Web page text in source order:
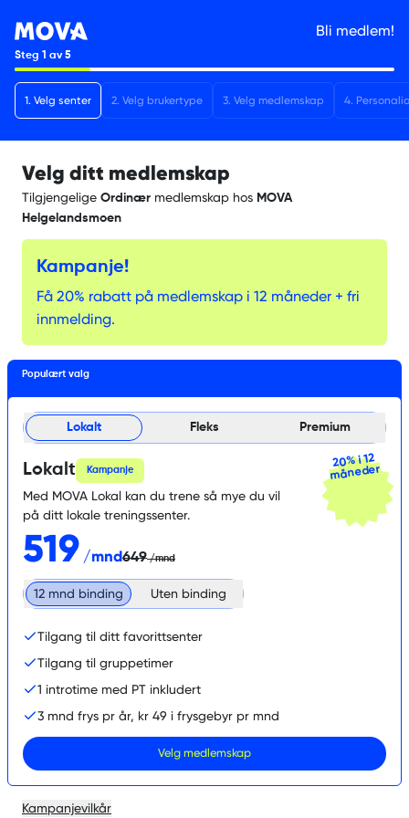
Bli medlem!
Steg 1 av5
1. Velg senter 2. Velg brukertype 3. Velg medlemskap 4.
Velg ditt medlemskap
Tilgjengelige Ordinær medlemskap hos MOVA
Helgelandsmoen
Kampanje!
Få 20% rabatt på medlemskap i 12 måneder + fri
innmelding.
20% i 12
måneder
Populært valg
Lokalt Fleks Premium
Lokalt Kampanje
Med MOVA Lokal kan du trene så mye du vil
på ditt lokale treningssenter.
519 /mnd649/mnd
12 mnd binding Uten binding
Tilgang til ditt favorittsenter
Tilgang til gruppetimer
1 introtime med PT inkludert
3 mnd frys pr år, kr 49 i frysgebyr pr mnd
Velg medlemskap
Kampanjevilkår